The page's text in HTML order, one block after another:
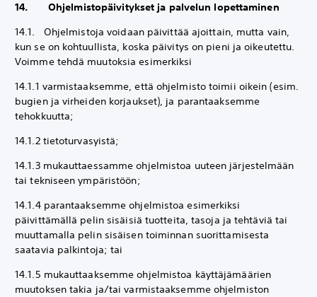
14. Ohjelmistopäivitykset ja palvelun lopettaminen
14.1. Ohjelmistoja voidaan päivittää ajoittain, mutta vain,
kun se on kohtuullista, koska päivitys on pieni ja oikeutettu.
Voimme tehdä muutoksia esimerkiksi
14.1.1 varmistaaksemme, että ohjelmisto toimii oikein (esim.
bugien ja virheiden korjaukset), ja parantaaksemme
tehokkuutta;
14.1.2 tietoturvasyistä;
14.1.3 mukauttaessamme ohjelmistoa uuteen järjestelmään
tai tekniseen ympäristöön;
14.1.4 parantaaksemme ohjelmistoa esimerkiksi
päivittämällä pelin sisäisiä tuotteita, tasoja ja tehtäviä tai
muuttamalla pelin sisäisen toiminnan suorittamisesta
saatavia palkintoja; tai
14.1.5 mukauttaaksemme ohjelmistoa käyttäjämäärien
muutoksen takia ja/tai varmistaaksemme ohjelmiston